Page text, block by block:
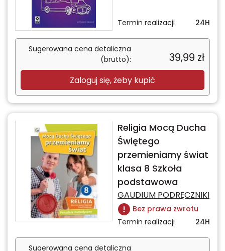
Termin realizacji 24H
Sugerowana cena detaliczna
(brutto):
39,99 zł
Zaloguj się, żeby kupić
Religia Mocą Ducha
Świętego
przemieniamy świat
klasa 8 Szkoła
podstawowa
GAUDIUM PODRĘCZNIKI
Bez prawa zwrotu
Termin realizacji
24H
Sugerowana cena detaliczna